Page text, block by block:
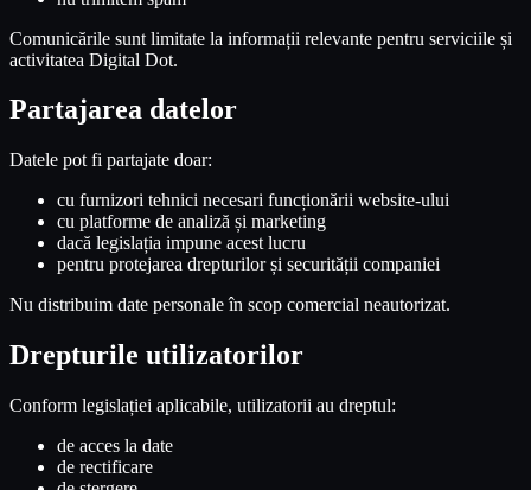
Comunicările sunt limitate la informații relevante pentru serviciile și
activitatea Digital Dot.
Partajarea datelor
Datele pot fi partajate doar:
cu furnizori tehnici necesari funcționării website-ului
cu platforme de analiză și marketing
dacă legislația impune acest lucru
pentru protejarea drepturilor și securității companiei
Nu distribuim date personale în scop comercial neautorizat.
Drepturile utilizatorilor
Conform legislației aplicabile, utilizatorii au dreptul:
de acces la date
de rectificare